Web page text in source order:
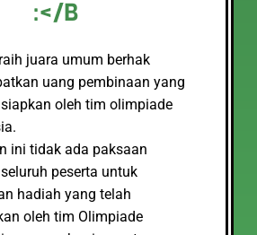
:</B
juara umum berhak
uang pembinaan yang
oleh tim olimpiade
ini tidak ada paksaan
peserta untuk
hadiah yang telah
oleh tim Olimpiade